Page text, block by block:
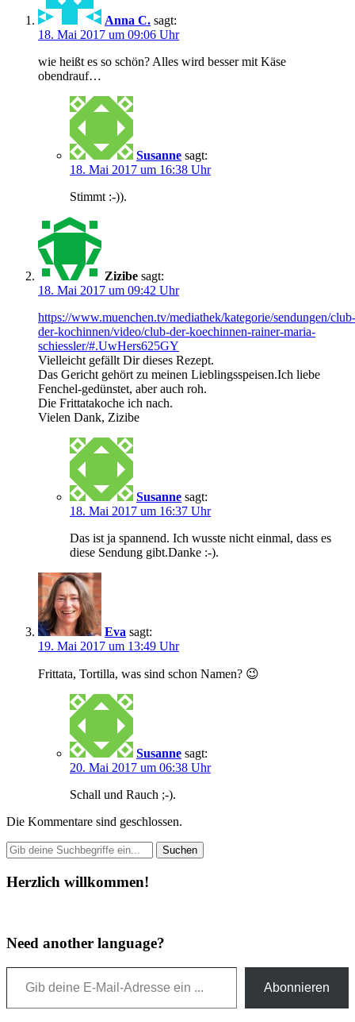
Anna C. sagt:
18. Mai 2017 um 09:06 Uhr
wie heißt es so schön? Alles wird besser mit Käse
obendrauf…
Susanne sagt:
18. Mai 2017 um 16:38 Uhr
Stimmt :-)).
Zizibe sagt:
18. Mai 2017 um 09:42 Uhr
https://www.muenchen.tv/mediathek/kategorie/sendungen/club-
der-kochinnen/video/club-der-koechinnen-rainer-maria-
schiessler/#.UwHers625GY
Vielleicht gefällt Dir dieses Rezept.
Das Gericht gehört zu meinen Lieblingsspeisen.Ich liebe
Fenchel-gedünstet, aber auch roh.
Die Frittatakoche ich nach.
Vielen Dank, Zizibe
Susanne sagt:
18. Mai 2017 um 16:37 Uhr
Das ist ja spannend. Ich wusste nicht einmal, dass es
diese Sendung gibt.Danke :-).
Eva sagt:
19. Mai 2017 um 13:49 Uhr
Frittata, Tortilla, was sind schon Namen? 😉
Susanne sagt:
20. Mai 2017 um 06:38 Uhr
Schall und Rauch ;-).
Die Kommentare sind geschlossen.
Herzlich willkommen!
Need another language?
Gib deine E-Mail-Adresse ein ...
Abonnieren